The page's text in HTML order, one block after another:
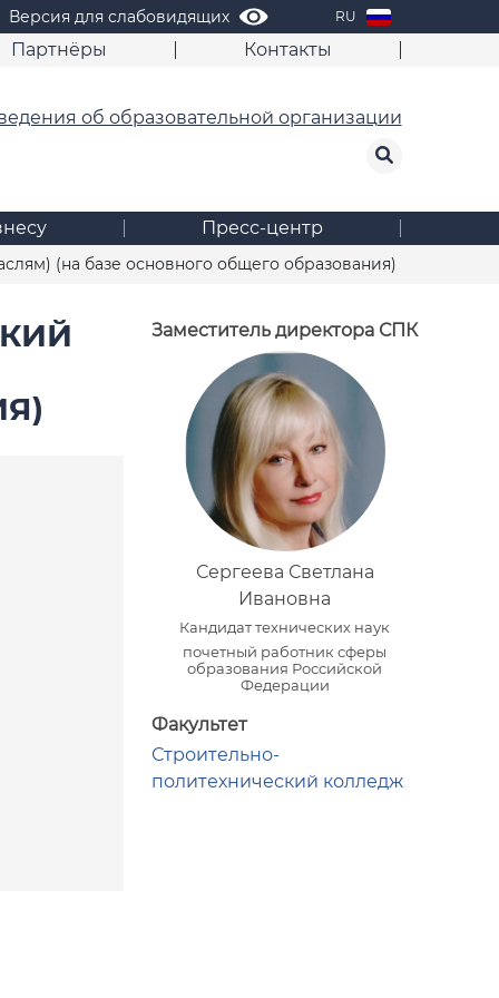
Версия для слабовидящих RU
Партнёры Контакты
об образовательной организации
Пресс-центр
(на базе основного общего образования)
Заместитель директора СПК
Сергеева Светлана
Ивановна
Кандидат технических наук
почетный работник сферы
образования Российской
Федерации
Факультет
Строительно-
политехнический колледж